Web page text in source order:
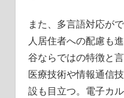
また、多言語対応が
人居住者への配慮も
谷ならではの特徴と
医療技術や情報通信
設も目立つ。電子カ